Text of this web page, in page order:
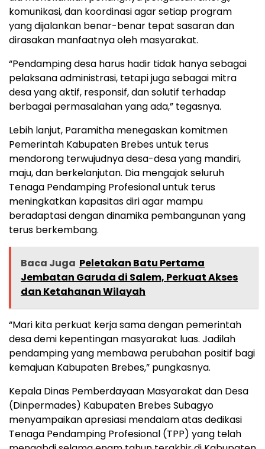
komunikasi, dan koordinasi agar setiap program
yang dijalankan benar-benar tepat sasaran dan
dirasakan manfaatnya oleh masyarakat.
“Pendamping desa harus hadir tidak hanya sebagai
pelaksana administrasi, tetapi juga sebagai mitra
desa yang aktif, responsif, dan solutif terhadap
berbagai permasalahan yang ada,” tegasnya.
Lebih lanjut, Paramitha menegaskan komitmen
Pemerintah Kabupaten Brebes untuk terus
mendorong terwujudnya desa-desa yang mandiri,
maju, dan berkelanjutan. Dia mengajak seluruh
Tenaga Pendamping Profesional untuk terus
meningkatkan kapasitas diri agar mampu
beradaptasi dengan dinamika pembangunan yang
terus berkembang.
Baca Juga Peletakan Batu Pertama
Jembatan Garuda di Salem, Perkuat Akses
dan Ketahanan Wilayah
“Mari kita perkuat kerja sama dengan pemerintah
desa demi kepentingan masyarakat luas. Jadilah
pendamping yang membawa perubahan positif bagi
kemajuan Kabupaten Brebes,” pungkasnya.
Kepala Dinas Pemberdayaan Masyarakat dan Desa
(Dinpermades) Kabupaten Brebes Subagyo
menyampaikan apresiasi mendalam atas dedikasi
Tenaga Pendamping Profesional (TPP) yang telah